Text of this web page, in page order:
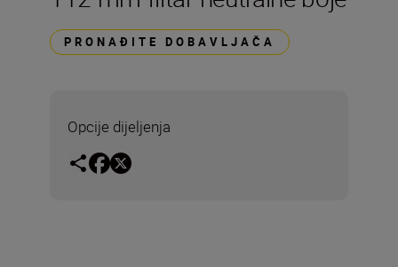
PRONAĐITE DOBAVLJAČA
Opcije dijeljenja